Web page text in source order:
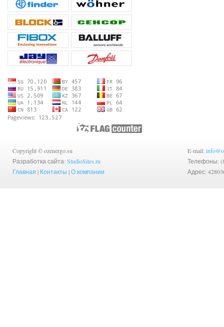
Copyright © ozenergo.su
Разработка сайта: StudioSites.ru
Главная | Контакты |О компании
E-mail:
Телефоны:
Адрес: